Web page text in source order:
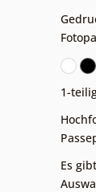
1-
Es